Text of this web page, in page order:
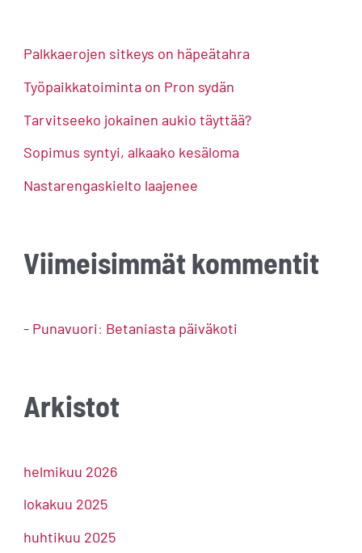
h
f
Palkkaerojen sitkeys on häpeätahra
Työpaikkatoiminta on Pron sydän
Tarvitseeko jokainen aukio täyttää?
Sopimus syntyi, alkaako kesäloma
Nastarengaskielto laajenee
Viimeisimmät kommentit
- Punavuori: Betaniasta päiväkoti
Arkistot
helmikuu 2026
lokakuu 2025
huhtikuu 2025